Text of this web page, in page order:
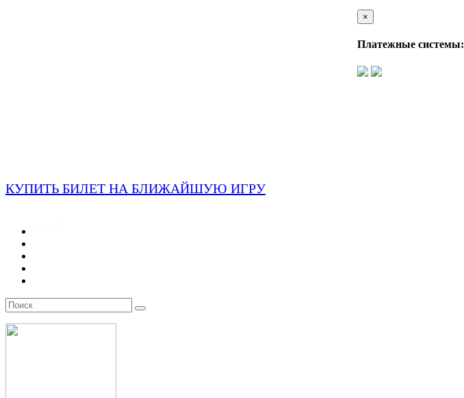
×
Платежные системы:
КУПИТЬ БИЛЕТ НА БЛИЖАЙШУЮ ИГРУ